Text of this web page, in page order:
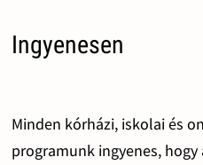
Ingyenesen
Minden kórházi, iskolai és
programunk ingyenes,